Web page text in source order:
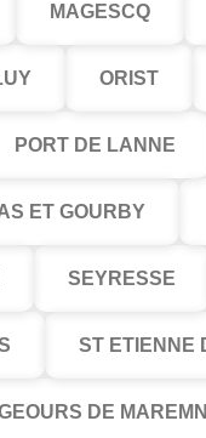
MAGESCQ
ORIST
PORT DE LANNE
ET GOURBY
SEYRESSE
ST ETIENNE
DE